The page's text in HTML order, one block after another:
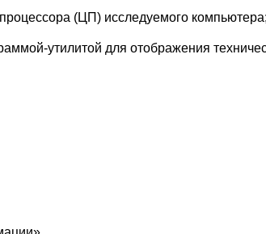
(ЦП) исследуемого компьютера;
утилитой для отображения